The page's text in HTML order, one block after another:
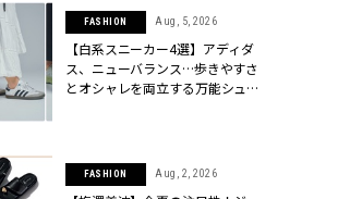
FASHION Aug, 5, 2026
【白系スニーカー4選】アディダ
ス、ニューバランス…歩きやすさ
とオシャレを両立する万能シュ
FASHION Aug, 2, 2026